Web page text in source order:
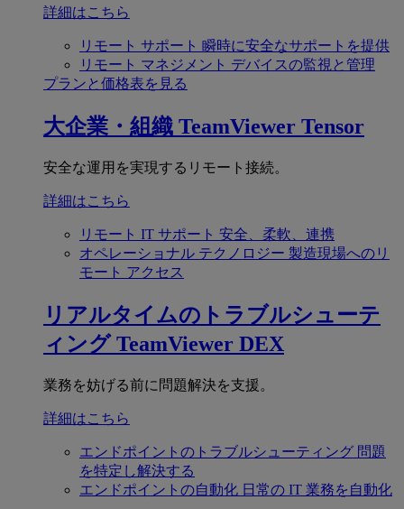
詳細はこちら
リモート サポート 瞬時に安全なサポートを提供
リモート マネジメント デバイスの監視と管理
プランと価格表を見る
大企業・組織 TeamViewer Tensor
安全な運用を実現するリモート接続。
詳細はこちら
リモート IT サポート 安全、柔軟、連携
オペレーショナル テクノロジー 製造現場へのリ
モート アクセス
リアルタイムのトラブルシューテ
ィング TeamViewer DEX
業務を妨げる前に問題解決を支援。
詳細はこちら
エンドポイントのトラブルシューティング 問題
を特定し解決する
エンドポイントの自動化 日常の IT 業務を自動化